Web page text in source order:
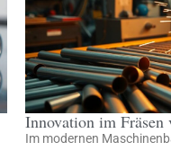
Innovation im Fräsen
Im modernen